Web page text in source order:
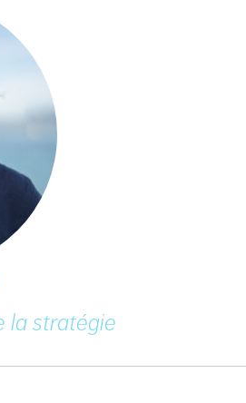
lastratégie